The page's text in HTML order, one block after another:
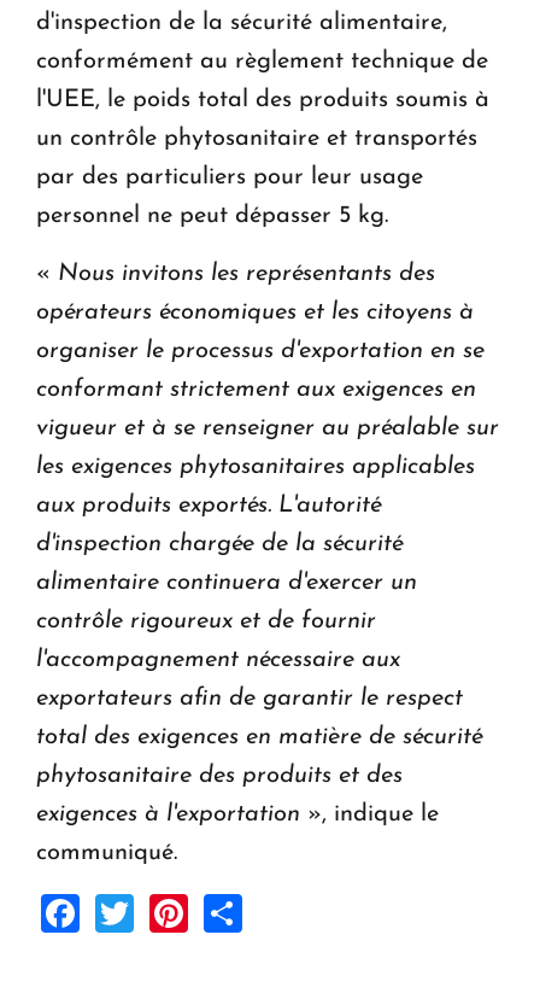
d'inspection de la sécurité alimentaire,
conformément au règlement technique de
l'UEE, le poids total des produits soumis à
un contrôle phytosanitaire et transportés
par des particuliers pour leur usage
personnel ne peut dépasser 5 kg.
« Nous invitons les représentants des
opérateurs économiques et les citoyens à
organiser le processus d'exportation en se
conformant strictement aux exigences en
vigueur et à se renseigner au préalable sur
les exigences phytosanitaires applicables
aux produits exportés. L'autorité
d'inspection chargée de la sécurité
alimentaire continuera d'exercer un
contrôle rigoureux et de fournir
l'accompagnement nécessaire aux
exportateurs afin de garantir le respect
total des exigences en matière de sécurité
phytosanitaire des produits et des
exigences à l'exportation », indique le
communiqué.
Facebook
TwitterPinterest